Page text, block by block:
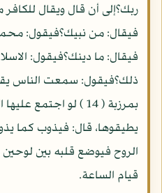
ربك؟إلى أن قال ويقال للكافر
فيقال: من نبيك؟فيقول:
فيقال: ما دينك؟فيقول:
ذلك؟فيقول: سمعت الناس
بمرزبة ( 14 ) لو
يطيقوها، قال: فيذوب كما
الروح فيوضع قلبه بين
قيام الساعة.